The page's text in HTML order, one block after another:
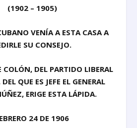
(1902 – 1905)
VENÍA A ESTA CASA A
SU CONSEJO.
COLÓN, DEL PARTIDO LIBERAL
QUE ES JEFE EL GENERAL
ERIGE ESTA LÁPIDA.
24 DE 1906